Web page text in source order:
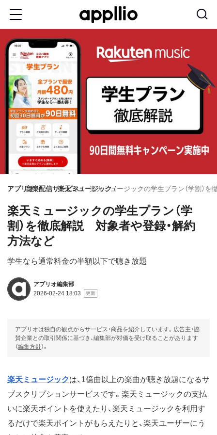
コ
ン
アプリオ音楽配信サービス楽天ミュージック楽天ミュージックの学生プラン（学割）
楽天ミュージックの学生プラン（学
割）を徹底解説 対象者や登録・解約
方法など
学生なら通常料金の半額以下で聴き放題
アプリオ編集部
2026-02-24 18:03
アプリオは独自の観点からサービス・商品を紹介しています。広告主・協
賛企業との取引関係に基づき、編集部が対価を受け取ることがあります
（編集方針）。
楽天ミュージックは、1億曲以上の楽曲が聴き放題になるサ
ブスクリプションサービスです。楽天ミュージックの支払
いに楽天ポイントを使えたり、楽天ミュージックを利用す
るだけで楽天ポイントがもらえたりと、楽天ユーザーにう